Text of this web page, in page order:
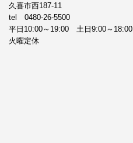
久喜市西187-11
tel 0480-26-5500
平日10:00～19:00 土日9:00～18:00
火曜定休